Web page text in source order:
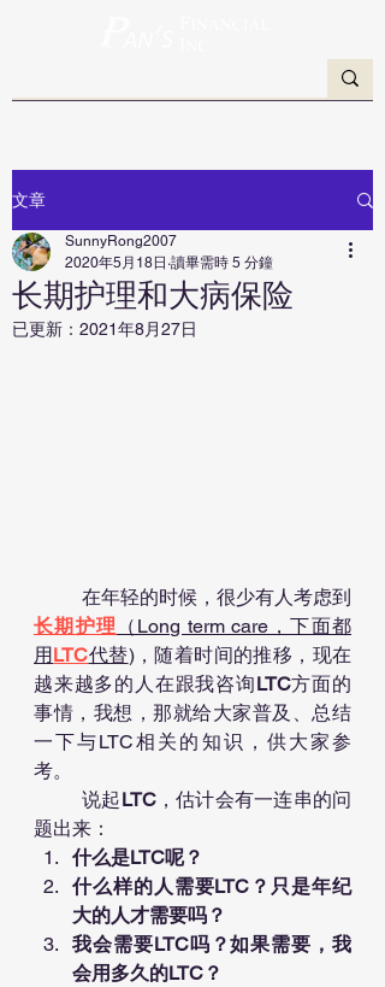
文章
长期护理和大病保险
SunnyRong2007
2020年5月18日 讀畢需時 5 分鐘
已更新： 2021年8月27日
	在年轻的时候，很少有人考虑到
长期护理
（Long term care，下面都
用LTC代替)，随着时间的推移，现在
越来越多的人在跟我咨询LTC方面的
事情，我想，那就给大家普及、总结
一下与LTC相关的知识，供大家参
考。
	说起
LTC，估计会有一连串的问
题出来：
什么是LTC呢？
什么样的人需要LTC？只是年纪
大的人才需要吗？
我会需要LTC吗？如果需要，我
会用多久的LTC？